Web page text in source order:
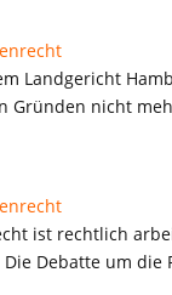
Landgericht
Gründen nicht
ist rechtlich
Debatte um die